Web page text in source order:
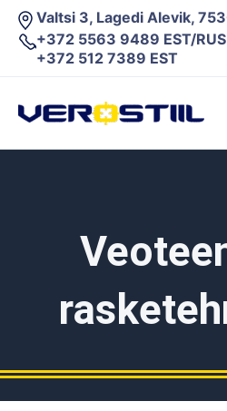
Skip
content
Valtsi 3, Lagedi Alevik,
+372 5563 9489 EST/RUS
+372 512 7389 EST